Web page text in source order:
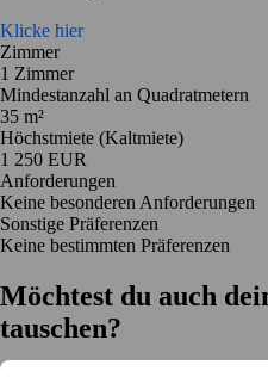
Klicke hier
Zimmer
1 Zimmer
Mindestanzahl an Quadratmetern
35 m²
Höchstmiete (Kaltmiete)
1 250 EUR
Anforderungen
Keine besonderen Anforderungen
Sonstige Präferenzen
Keine bestimmten Präferenzen
Möchtest du auch
tauschen?